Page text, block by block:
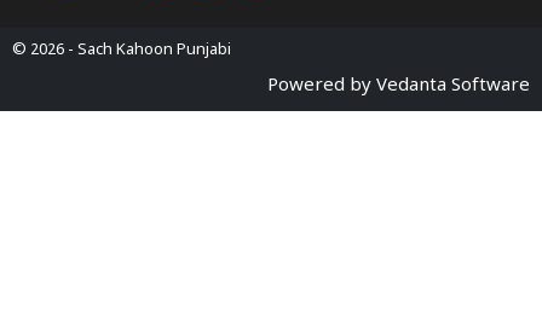
© 2026 - Sach Kahoon Punjabi
Powered by Vedanta Software